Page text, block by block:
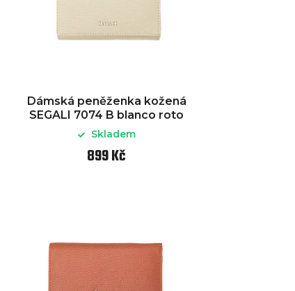
Dámská peněženka kožená
SEGALI 7074 B blanco roto
Skladem
899 Kč